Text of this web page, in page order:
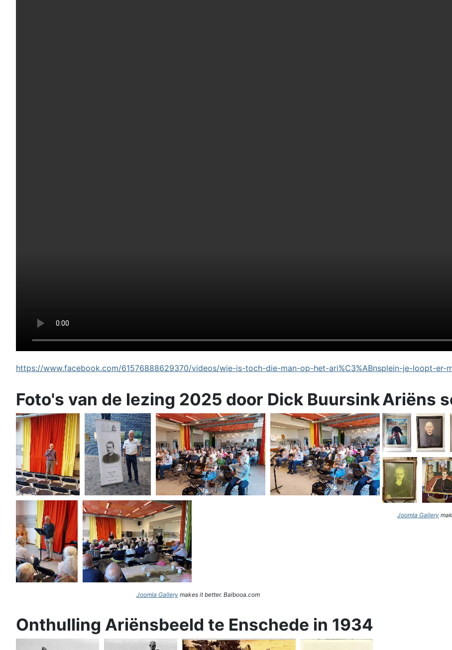
https://www.facebook.com/61576888629370/videos/wie-is-toch-die-man-op-het-ari%C3%ABnsplein-je-loopt-er-
Foto's van de lezing 2025 door Dick Buursink
Joomla Gallerymakes it better. Balbooa.com
Ariëns
Joomla Gallery
Onthulling Ariënsbeeld te Enschede in 1934